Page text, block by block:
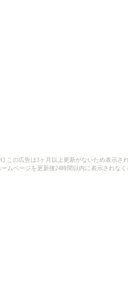
この広告は3ヶ月以上更新がないため表示され
ームページを更新後24時間以内に表示されなく